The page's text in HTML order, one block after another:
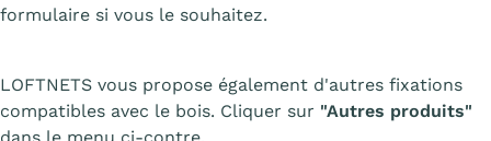
formulaire si vous le souhaitez.
LOFTNETS vous propose également d'autres fixations
compatibles avec le bois. Cliquer sur "Autres produits"